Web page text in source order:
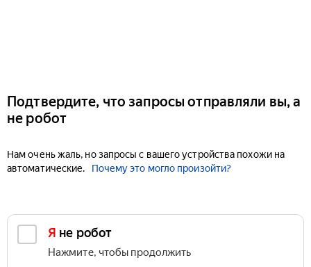
Подтвердите, что запросы отправляли вы, а
не робот
Нам очень жаль, но запросы с вашего устройства похожи на
автоматические.
Почему это могло произойти?
Я не робот
Нажмите, чтобы продолжить